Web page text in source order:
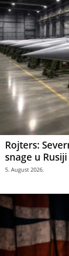
Rojters:
snage u
5. August 2026.